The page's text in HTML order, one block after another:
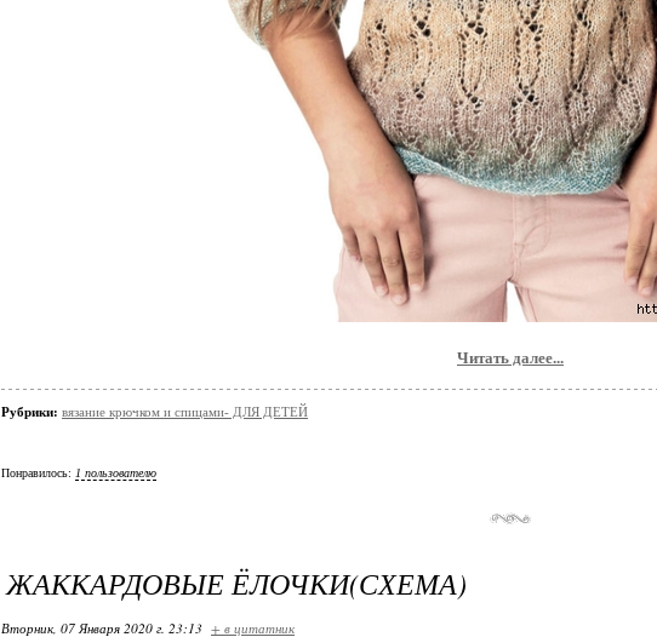
Читать далее...
Рубрики: вязание крючком и спицами- ДЛЯ ДЕТЕЙ
Понравилось: 1 пользователю
ЖАККАРДОВЫЕ ЁЛОЧКИ(СХЕМА)
Вторник, 07 Января 2020 г. 23:13 + в цитатник